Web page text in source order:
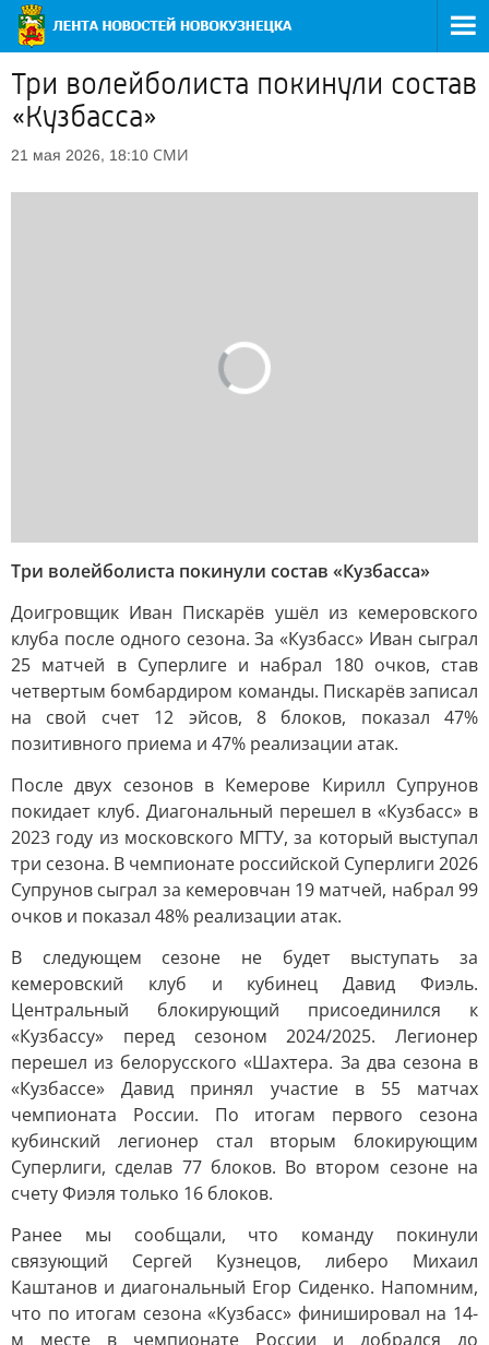
Три волейболиста покинули состав
«Кузбасса»
21 мая 2026, 18:10 СМИ
Три волейболиста покинули состав «Кузбасса»
Доигровщик Иван Пискарёв ушёл из кемеровского
клуба после одного сезона. За «Кузбасс» Иван сыграл
25 матчей в Суперлиге и набрал 180 очков, став
четвертым бомбардиром команды. Пискарёв записал
на свой счет 12 эйсов, 8 блоков, показал 47%
позитивного приема и 47% реализации атак.
После двух сезонов в Кемерове Кирилл Супрунов
покидает клуб. Диагональный перешел в «Кузбасс» в
2023 году из московского МГТУ, за который выступал
три сезона. В чемпионате российской Суперлиги 2026
Супрунов сыграл за кемеровчан 19 матчей, набрал 99
очков и показал 48% реализации атак.
В следующем сезоне не будет выступать за
кемеровский клуб и кубинец Давид Фиэль.
Центральный блокирующий присоединился к
«Кузбассу» перед сезоном 2024/2025. Легионер
перешел из белорусского «Шахтера. За два сезона в
«Кузбассе» Давид принял участие в 55 матчах
чемпионата России. По итогам первого сезона
кубинский легионер стал вторым блокирующим
Суперлиги, сделав 77 блоков. Во втором сезоне на
счету Фиэля только 16 блоков.
Ранее мы сообщали, что команду покинули
связующий Сергей Кузнецов, либеро Михаил
Каштанов и диагональный Егор Сиденко. Напомним,
что по итогам сезона «Кузбасс» финишировал на 14-
м месте в чемпионате России и добрался до